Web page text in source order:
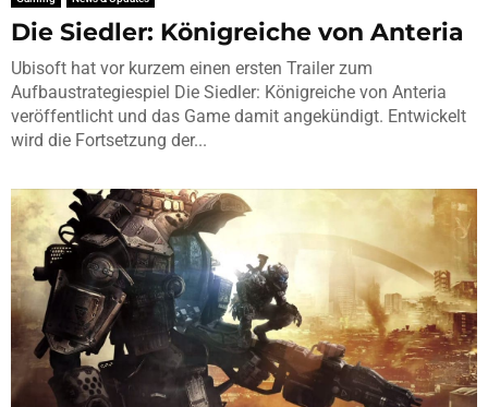
Die Siedler: Königreiche von Anteria
Ubisoft hat vor kurzem einen ersten Trailer zum
Aufbaustrategiespiel Die Siedler: Königreiche von Anteria
veröffentlicht und das Game damit angekündigt. Entwickelt
wird die Fortsetzung der...